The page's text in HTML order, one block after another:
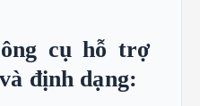
cụ hỗ trợ
định dạng: